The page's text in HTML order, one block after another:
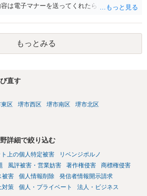
まで当然に生じるものではありません。 もっ
また、単に制作を担当した事実を記載した
ンクしたりする行為まで当然に禁止できると
については、通常のSNSへの無断掲載と同
要性、本人の特定可能性等から判断されま
、メール、チャット、デザイナーの利用規約
供素材及びこれを含む画面の複製・SNS掲載
明確に通知することをお勧めします。すでに
、掲載日時、画面を保存してから削除を求め
は電子マナーを送ってくれたら自慰行為など
着たままで胸を触って欲しい、などの要望を
円程度)の電子マネーを送信してしまいま
るまで暇なので顔の雰囲気の写真を交換して
府県と区を教えてと言われたので教えたりと
もっとみる
直す
区 堺市西区 堺市南区
堺市北区
詳細で絞り込む
ト上の個人特定被害
リベンジポルノ
風評被害・営業妨害 著作権侵害
商標権侵害
被害 個人情報削除
発信者情報開示請求
対策 個人・プライベート
法人・ビジネス